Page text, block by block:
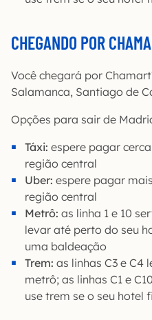
CHEGANDO POR
Você chegará por
Salamanca, Santiago de
Opções para sair de
Táxi: espere pagar
região central
Uber: espere pagar
região central
Metrô: as linha 1 e 10
levar até perto do seu
uma baldeação
Trem: as linhas C3 e C4
metrô; as linhas C1 e
use trem se o seu hotel